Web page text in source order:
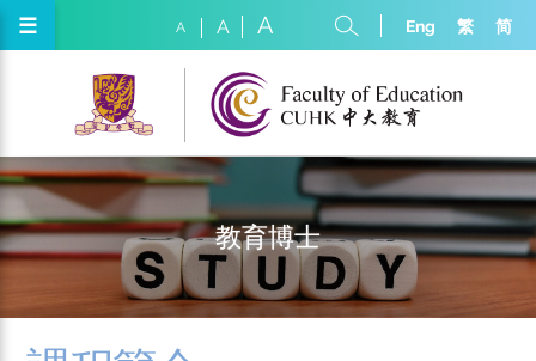
☰ A A A Eng 繁 简
教育博士